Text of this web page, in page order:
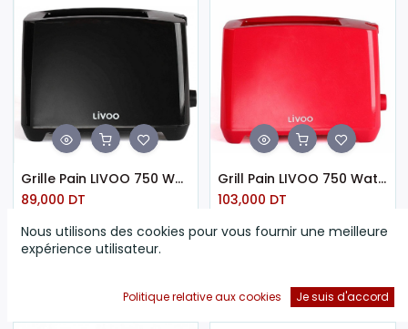
Grille Pain LIVOO 750 Watt - Noir (DOD162N)
89,000 DT
Grill Pain LIVOO 750 Watt - Rouge (DOD162R)
103,000 DT
Nous utilisons des cookies pour vous fournir une meilleure
expérience utilisateur.
Politique relative aux cookies Je suis d'accord